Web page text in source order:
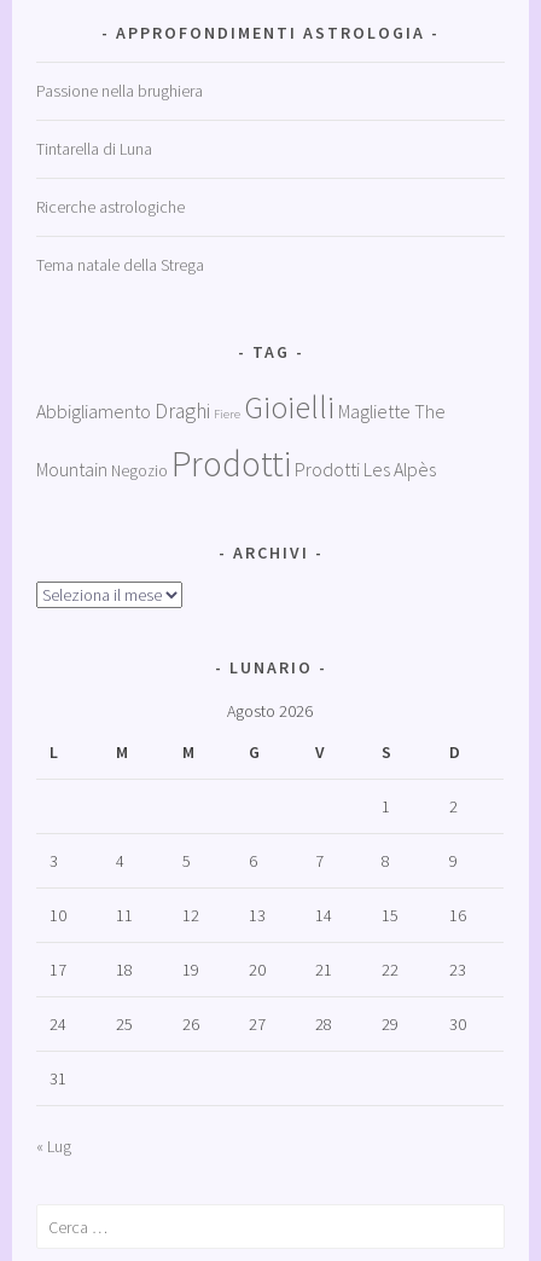
APPROFONDIMENTI ASTROLOGIA
Passione nella brughiera
Tintarella di Luna
Ricerche astrologiche
Tema natale della Strega
TAG
Abbigliamento Draghi Fiere Gioielli Magliette The
Mountain Negozio Prodotti Prodotti Les Alpès
ARCHIVI
Archivi
LUNARIO
Agosto 2026
L
M M G V S D
1 2
3 4 5 6 7 8 9
10 11 12 13 14 15 16
17 18 19 20 21 22 23
24 25 26 27 28 29 30
31
« Lug
Ricerca